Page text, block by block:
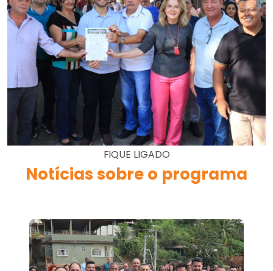
FIQUE LIGADO
Notícias sobre o programa